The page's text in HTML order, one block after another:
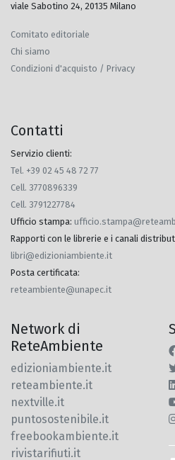
viale Sabotino 24, 20135 Milano
Comitato editoriale
Chi siamo
Condizioni d'acquisto / Privacy
Contatti
Servizio clienti:
Tel. +39 02 45 48 72 77
Cell. 3770896339
Cell. 3791227784
Ufficio stampa:
Rapporti con le librerie e i canali
libri@edizioniambiente.it
Posta certificata:
reteambiente@unapec.it
Network di
ReteAmbiente
edizioniambiente.it
reteambiente.it
nextville.it
puntosostenibile.it
freebookambiente.it
rivistarifiuti.it